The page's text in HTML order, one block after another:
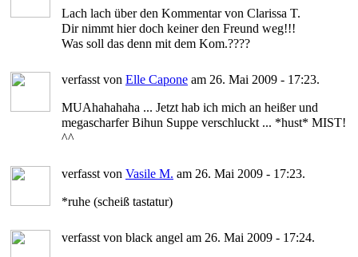
Lach lach über den Kommentar von Clarissa T.
Dir nimmt hier doch keiner den Freund weg!!!
Was soll das denn mit dem Kom.????
verfasst von Elle Capone am 26. Mai 2009 - 17:23.
MUAhahahaha ... Jetzt hab ich mich an heißer und
megascharfer Bihun Suppe verschluckt ... *hust* MIST!
^^
verfasst von Vasile M. am 26. Mai 2009 - 17:23.
*ruhe (scheiß tastatur)
verfasst von black angel am 26. Mai 2009 - 17:24.